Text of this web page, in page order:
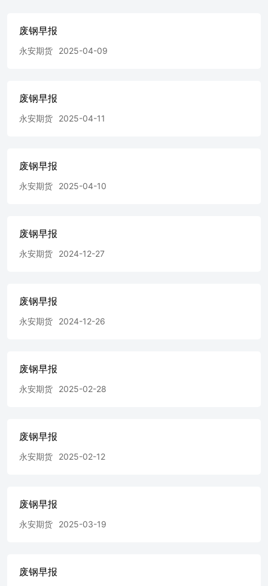
废钢早报
永安期货 2025-04-09
废钢早报
永安期货 2025-04-11
废钢早报
永安期货 2025-04-10
废钢早报
永安期货 2024-12-27
废钢早报
永安期货 2024-12-26
废钢早报
永安期货 2025-02-28
废钢早报
永安期货 2025-02-12
废钢早报
永安期货 2025-03-19
废钢早报